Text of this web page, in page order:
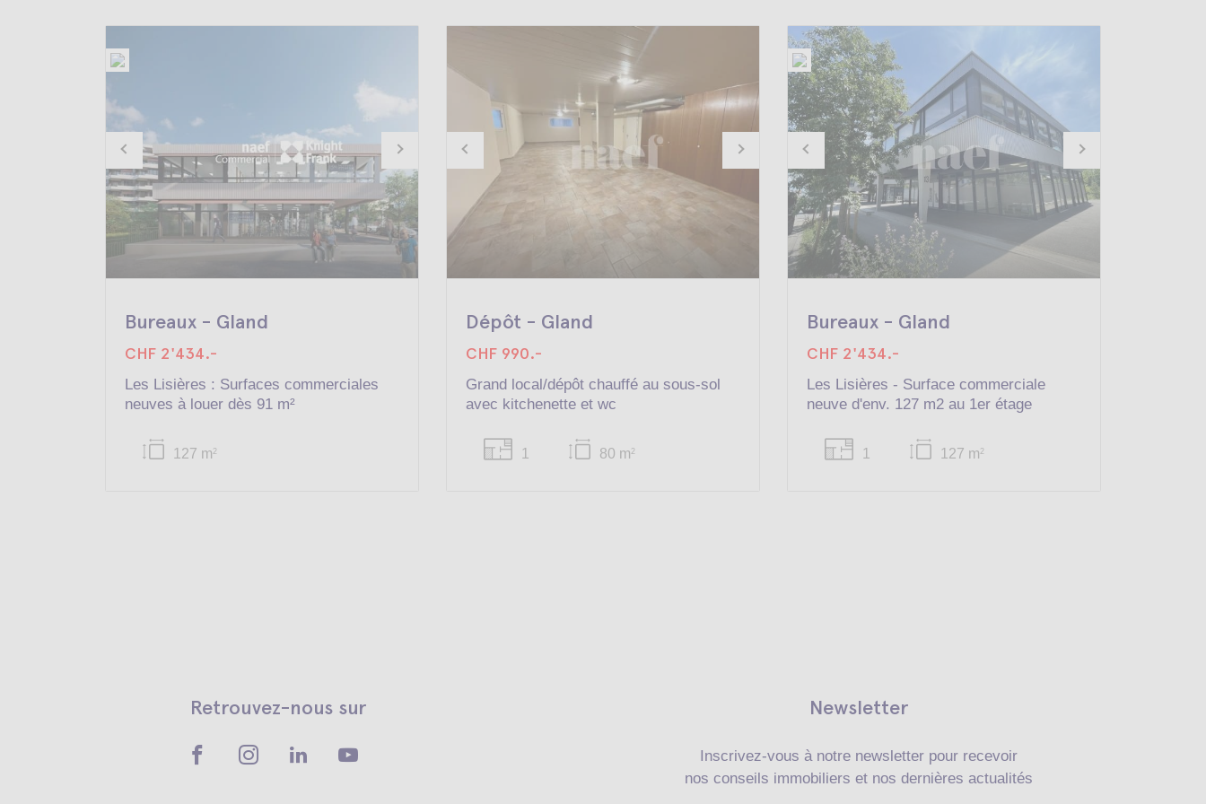
Bureaux - Gland
CHF 2'434.-
Les Lisières : Surfaces commerciales
neuves à louer dès 91 m²
127 m2
Dépôt - Gland
CHF 990.-
Grand local/dépôt chauffé au sous-sol
avec kitchenette et wc
1 80 m2
Bureaux - Gland
CHF 2'434.-
Les Lisières - Surface commerciale
neuve d'env. 127 m2 au 1er étage
1 127 m2
Retrouvez-nous sur Newsletter
Inscrivez-vous à notre newsletter pour recevoir
nos conseils immobiliers et nos dernières actualités